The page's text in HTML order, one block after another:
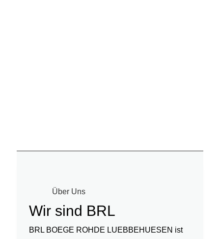
Über Uns
Wir sind BRL
BRL BOEGE ROHDE LUEBBEHUESEN ist